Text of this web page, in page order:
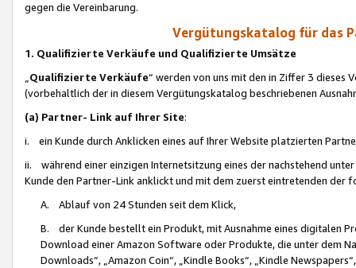
gegen die Vereinbarung.
Vergütungskatalog für das
1. Qualifizierte Verkäufe und Qualifizierte Umsätze
Qualifizierte Verkäufe“ werden von uns mit den in Ziffer 3
(vorbehaltlich der in diesem Vergütungskatalog beschriebenen
(a) Partner- Link auf Ihrer Site:
i. ein Kunde durch Anklicken eines auf Ihrer Website platzierten
ii. während einer einzigen Internetsitzung eines der nachstehend
Kunde den Partner-Link anklickt und mit dem zuerst eintretenden der
A. Ablauf von 24 Stunden seit dem Klick,
B. der Kunde bestellt ein Produkt, mit Ausnahme eines digitalen
Download einer Amazon Software oder Produkte, die unter dem
Downloads“, „Amazon Coin“, „Kindle Books“, „Kindle